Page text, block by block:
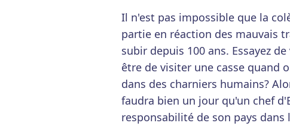
Il n'est pas impossible que la
partie en réaction des mauvais
subir depuis 100 ans. Essayez
être de visiter une casse quand
dans des charniers humains?
faudra bien un jour qu'un chef
responsabilité de son pays dans